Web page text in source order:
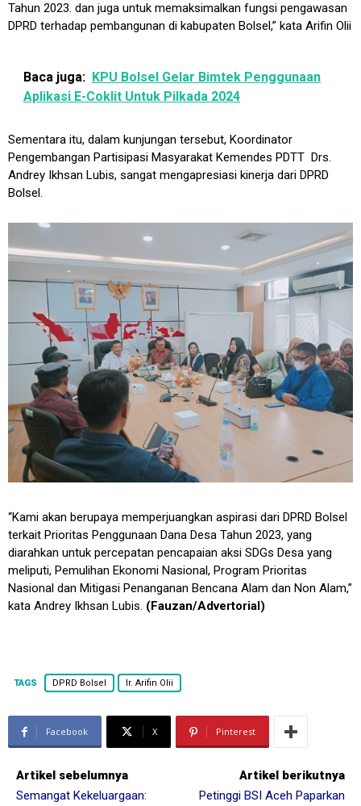
Tahun 2023. dan juga untuk memaksimalkan fungsi pengawasan
DPRD terhadap pembangunan di kabupaten Bolsel,” kata Arifin Olii
Baca juga: KPU Bolsel Gelar Bimtek Penggunaan
Aplikasi E-Coklit Untuk Pilkada 2024
Sementara itu, dalam kunjungan tersebut, Koordinator
Pengembangan Partisipasi Masyarakat Kemendes PDTT Drs.
Andrey Ikhsan Lubis, sangat mengapresiasi kinerja dari DPRD
Bolsel.
“Kami akan berupaya memperjuangkan aspirasi dari DPRD Bolsel
terkait Prioritas Penggunaan Dana Desa Tahun 2023, yang
diarahkan untuk percepatan pencapaian aksi SDGs Desa yang
meliputi, Pemulihan Ekonomi Nasional, Program Prioritas
Nasional dan Mitigasi Penanganan Bencana Alam dan Non Alam,”
kata Andrey Ikhsan Lubis. (Fauzan/Advertorial)
TAGS DPRD Bolsel Ir. Arifin Olii
Facebook X Pinterest
Artikel sebelumnya
Semangat Kekeluargaan:
Artikel berikutnya
Petinggi BSI Aceh Paparkan